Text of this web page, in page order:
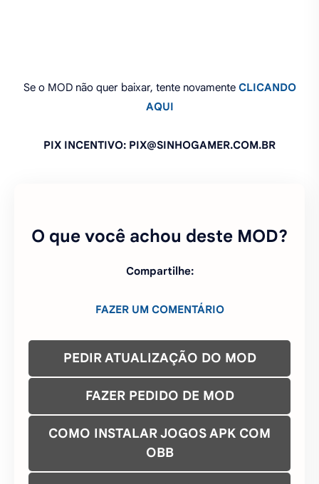
O que você achou deste MOD?
Compartilhe:
PEDIR ATUALIZAÇÃO DO MOD
FAZER PEDIDO DE MOD
COMO INSTALAR JOGOS APK COM
ENTRE NO NOSSO GRUPO NO
WHATSAPP
ENTRE NO NOSSO CANAL DO
TELEGRAM
ENTRE NO NOSSO GRUPO TELEGRAM